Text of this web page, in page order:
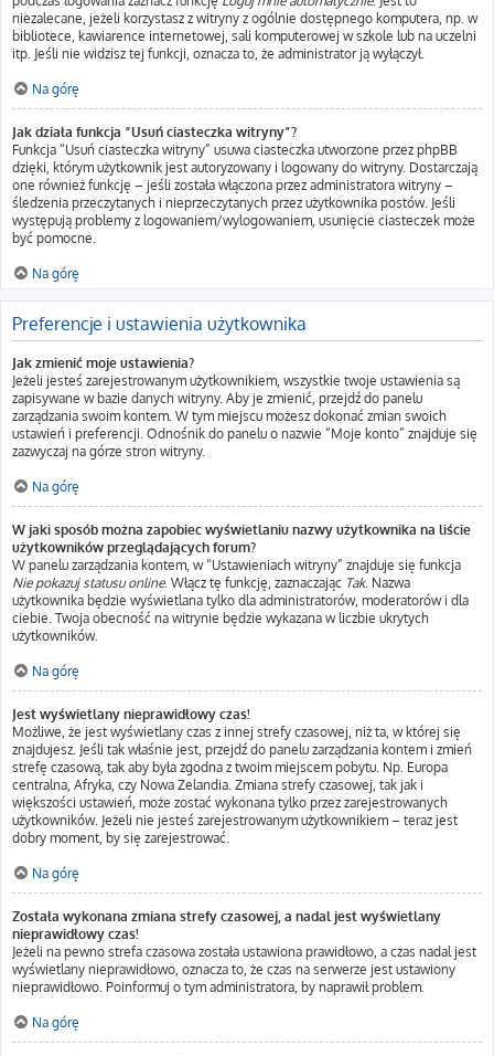
niezalecane, jeżeli korzystasz z witryny z ogólnie dostępnego komputera, np. w
bibliotece, kawiarence internetowej, sali komputerowej w szkole lub na uczelni
itp. Jeśli nie widzisz tej funkcji, oznacza to, że administrator ją wyłączył.
Na górę
Jak działa funkcja “Usuń ciasteczka witryny”?
Funkcja “Usuń ciasteczka witryny” usuwa ciasteczka utworzone przez phpBB
dzięki, którym użytkownik jest autoryzowany i logowany do witryny. Dostarczają
one również funkcję – jeśli została włączona przez administratora witryny –
śledzenia przeczytanych i nieprzeczytanych przez użytkownika postów. Jeśli
występują problemy z logowaniem/wylogowaniem, usunięcie ciasteczek może
być pomocne.
Na górę
Preferencje i ustawienia użytkownika
Jak zmienić moje ustawienia?
Jeżeli jesteś zarejestrowanym użytkownikiem, wszystkie twoje ustawienia są
zapisywane w bazie danych witryny. Aby je zmienić, przejdź do panelu
zarządzania swoim kontem. W tym miejscu możesz dokonać zmian swoich
ustawień i preferencji. Odnośnik do panelu o nazwie “Moje konto” znajduje się
zazwyczaj na górze stron witryny.
Na górę
W jaki sposób można zapobiec wyświetlaniu nazwy użytkownika na liście
użytkowników przeglądających forum?
W panelu zarządzania kontem, w “Ustawieniach witryny” znajduje się funkcja
Nie pokazuj statusu online. Włącz tę funkcję, zaznaczając Tak. Nazwa
użytkownika będzie wyświetlana tylko dla administratorów, moderatorów i dla
ciebie. Twoja obecność na witrynie będzie wykazana w liczbie ukrytych
użytkowników.
Na górę
Jest wyświetlany nieprawidłowy czas!
Możliwe, że jest wyświetlany czas z innej strefy czasowej, niż ta, w której się
znajdujesz. Jeśli tak właśnie jest, przejdź do panelu zarządzania kontem i zmień
strefę czasową, tak aby była zgodna z twoim miejscem pobytu. Np. Europa
centralna, Afryka, czy Nowa Zelandia. Zmiana strefy czasowej, tak jak i
większości ustawień, może zostać wykonana tylko przez zarejestrowanych
użytkowników. Jeżeli nie jesteś zarejestrowanym użytkownikiem – teraz jest
dobry moment, by się zarejestrować.
Na górę
Została wykonana zmiana strefy czasowej, a nadal jest wyświetlany
nieprawidłowy czas!
Jeżeli na pewno strefa czasowa została ustawiona prawidłowo, a czas nadal jest
wyświetlany nieprawidłowo, oznacza to, że czas na serwerze jest ustawiony
nieprawidłowo. Poinformuj o tym administratora, by naprawił problem.
Na górę